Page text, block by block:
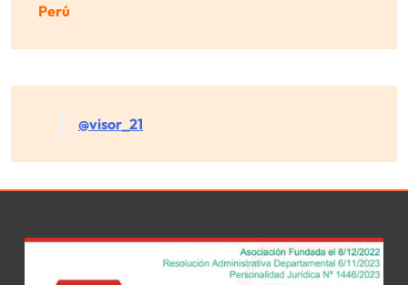
Perú
@visor_21